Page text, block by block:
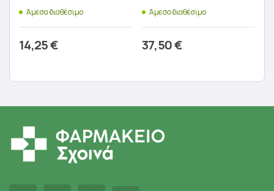
Άμεσα διαθέσιμο
14,25€
Άμεσα διαθέσιμο
37,50€